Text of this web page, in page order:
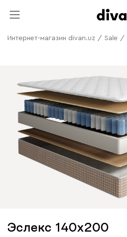
Интернет-магазин divan.uz / Sale /
Эслекс 140x200